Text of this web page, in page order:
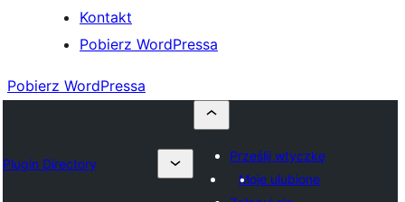
Kontakt
Pobierz WordPressa
Pobierz WordPressa
Plugin Directory
Prześlij wtyczkę
Moje ulubione